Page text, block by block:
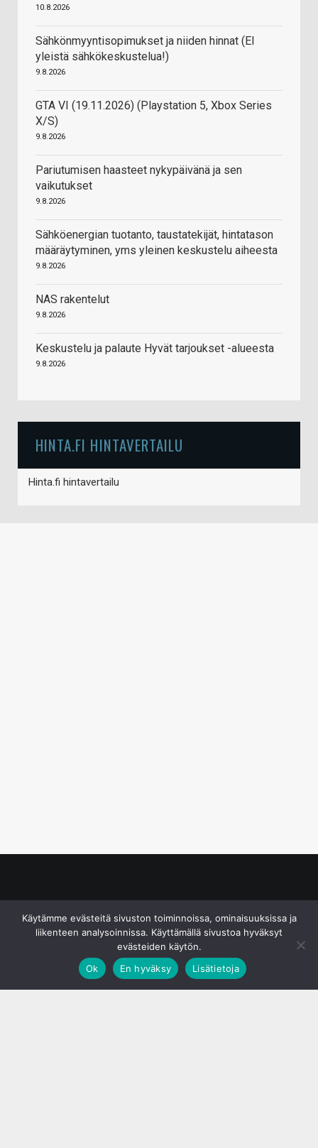
10.8.2026
Sähkönmyyntisopimukset ja niiden hinnat (EI
yleistä sähkökeskustelua!)
9.8.2026
GTA VI (19.11.2026) (Playstation 5, Xbox Series
X/S)
9.8.2026
Pariutumisen haasteet nykypäivänä ja sen
vaikutukset
9.8.2026
Sähköenergian tuotanto, taustatekijät, hintatason
määräytyminen, yms yleinen keskustelu aiheesta
9.8.2026
NAS rakentelut
9.8.2026
Keskustelu ja palaute Hyvät tarjoukset -alueesta
9.8.2026
HINTA.FI HINTAVERTAILU
Hinta.fi hintavertailu
Käytämme evästeitä sivuston toiminnoissa, ominaisuuksissa ja
liikenteen analysoinnissa. Käyttämällä sivustoa hyväksyt
evästeiden käytön.
Ok
En hyväksy Lisätietoja